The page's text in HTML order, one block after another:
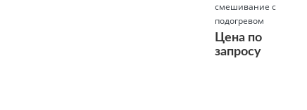
смешивание с
подогревом
Цена по
запросу